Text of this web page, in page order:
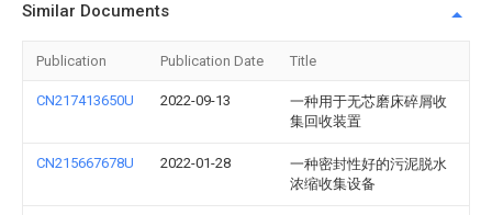
Similar Documents
Publication Publication Date Title
CN217413650U 2022-09-13
一种用于无芯磨床碎屑收
集回收装置
CN215667678U 2022-01-28
一种密封性好的污泥脱水
浓缩收集设备